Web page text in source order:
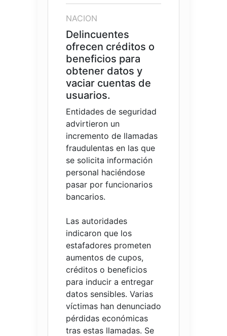
NACION
Delincuentes
ofrecen créditos o
beneficios para
obtener datos y
vaciar cuentas de
usuarios.
Entidades de seguridad
advirtieron un
incremento de llamadas
fraudulentas en las que
se solicita información
personal haciéndose
pasar por funcionarios
bancarios.
Las autoridades
indicaron que los
estafadores prometen
aumentos de cupos,
créditos o beneficios
para inducir a entregar
datos sensibles. Varias
víctimas han denunciado
pérdidas económicas
tras estas llamadas. Se